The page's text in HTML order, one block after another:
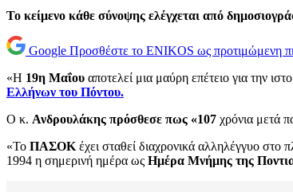
Το κείμενο κάθε σύνοψης ελέγχεται από
Google Προσθέστε το ENIKOS ως προτιμώμενη
«Η 19η Μαΐου αποτελεί μια μαύρη επέτειο για την
Ελλήνων του Πόντου.
Ο κ. Ανδρουλάκης πρόσθεσε πως «107 χρόνια μετά
«Το ΠΑΣΟΚ έχει σταθεί διαχρονικά αλληλέγγυο στο
1994 η σημερινή ημέρα ως Ημέρα Μνήμης της